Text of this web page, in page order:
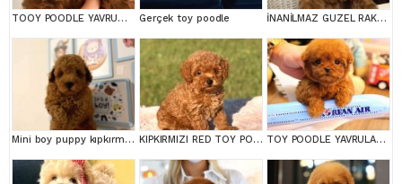
TOOY POODLE YAVRUMUZ 0 TEACUP Gerçek toy poodle İNANİLMAZ GUZEL RAKAMLARA GERÇEK TOY YAVRULAR
Mini boy puppy kıpkırmızı ev üretimi yavrularımız TOOY POODLE KIPKIRMIZI RED TOY POODLE SEVİMLİ YAVRULAR TOY POODLE YAVRULARIM